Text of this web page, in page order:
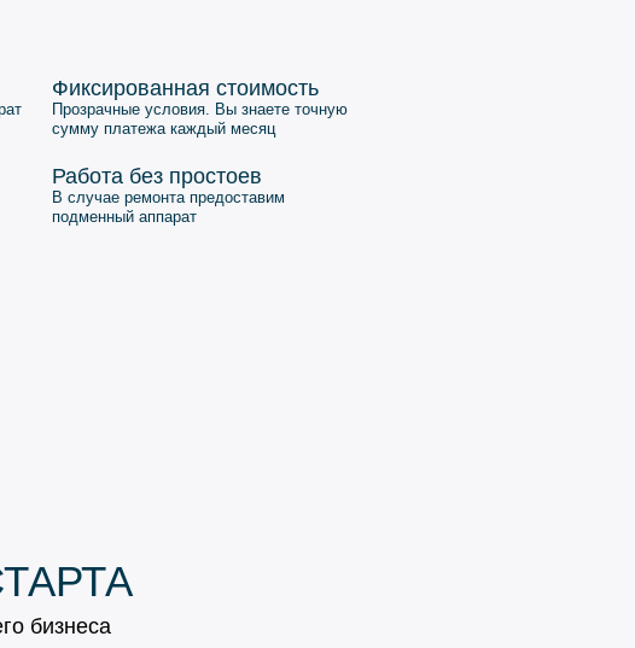
Фиксированная стоимость
Прозрачные условия. Вы знаете точную
сумму платежа каждый месяц
Работа без простоев
В случае ремонта предоставим
подменный аппарат
бизнеса